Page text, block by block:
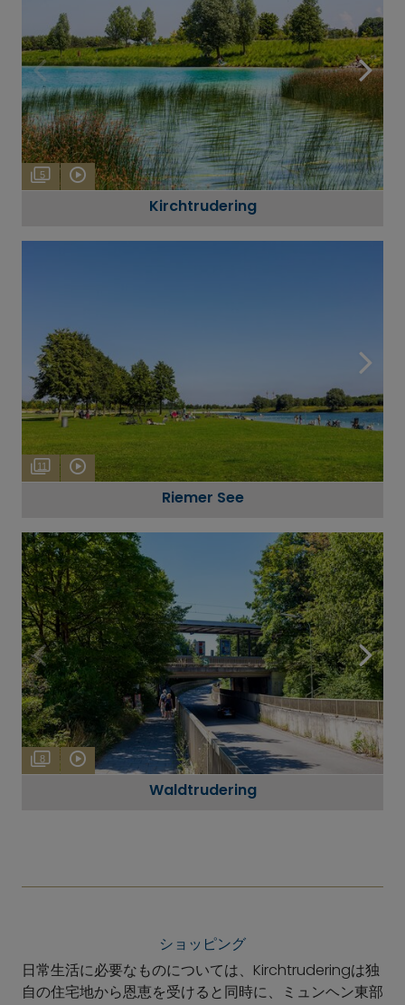
5
Kirchtrudering
11
Riemer See
8
Waldtrudering
ショッピング
日常生活に必要なものについては、Kirchtruderingは独
自の住宅地から恩恵を受けると同時に、ミュンヘン東部